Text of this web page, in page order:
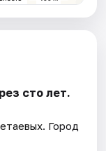
сто лет.
. Город